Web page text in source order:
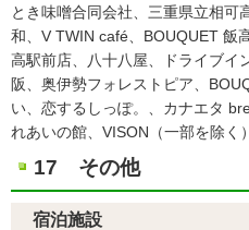
とき味噌合同会社、三重県立相可
和、V TWIN café、BOUQUET 飯
高駅前店、八十八屋、ドライブイ
阪、奥伊勢フォレストピア、
い、恋するしっぽ。、カナエタ
れあいの館、VISON（一部を除く）
17 その他
宿泊施設